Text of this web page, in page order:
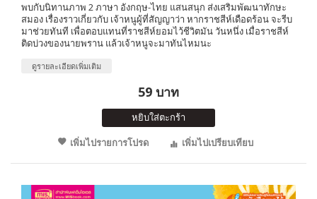
พบกับนิทานภาพ 2 ภาษา อังกฤษ-ไทย แสนสนุก ส่งเสริมพัฒนาทักษะ
สมอง เรื่องราวเกี่ยวกับ เจ้าหนูผู้ที่สัญญาว่า หากราชสีห์เดือดร้อน จะรีบ
มาช่วยทันที เพื่อตอบแทนที่ราชสีห์ยอมไว้ชีวิตมัน วันหนึ่ง เมื่อราชสีห์
ติดบ่วงของนายพราน แล้วเจ้าหนูจะมาทันไหมนะ
ดูรายละเอียดเพิ่มเติม
59 บาท
หยิบใส่ตะกร้า
เพิ่มไปรายการโปรด
เพิ่มไปเปรียบเทียบ